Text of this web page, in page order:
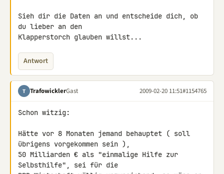
Sieh dir die Daten an und entscheide dich, ob
du lieber an den
Klapperstorch glauben willst...
Antwort
T TrafowicklerGast 2009-02-20 11:51#1154765
Schon witzig:
Hätte vor 8 Monaten jemand behauptet ( soll
übrigens vorgekommen sein ),
50 Milliarden € als "einmalige Hilfe zur
Selbsthilfe", sei für die